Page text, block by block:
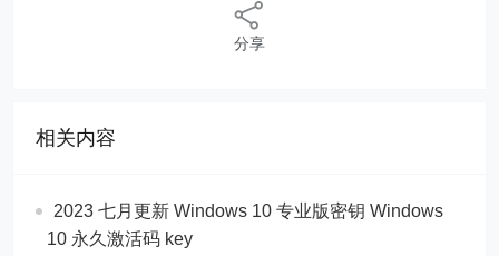
分享
相关内容
2023 七月更新 Windows 10 专业版密钥 Windows
10 永久激活码 key